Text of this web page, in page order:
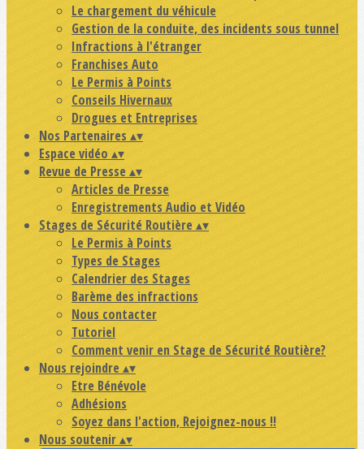
Le chargement du véhicule
Gestion de la conduite, des incidents sous tunnel
Infractions à l'étranger
Franchises Auto
Le Permis à Points
Conseils Hivernaux
Drogues et Entreprises
Nos Partenaires ▴▾
Espace vidéo ▴▾
Revue de Presse ▴▾
Articles de Presse
Enregistrements Audio et Vidéo
Stages de Sécurité Routière ▴▾
Le Permis à Points
Types de Stages
Calendrier des Stages
Barème des infractions
Nous contacter
Tutoriel
Comment venir en Stage de Sécurité Routière?
Nous rejoindre ▴▾
Etre Bénévole
Adhésions
Soyez dans l'action, Rejoignez-nous !!
Nous soutenir▴▾